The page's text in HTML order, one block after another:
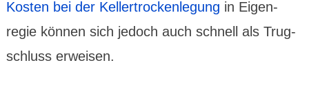
Kosten bei der Keller­trocken­legung in Eigen­
regie können sich jedoch auch schnell als Trug­
schluss erweisen.